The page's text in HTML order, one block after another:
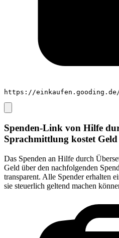
https://
Spenden-Link von Hilfe
Sprachmittlung kostet Geld
Das Spenden an Hilfe durch
Geld über den nachfolgenden
transparent. Alle Spender erhalten
sie steuerlich geltend machen